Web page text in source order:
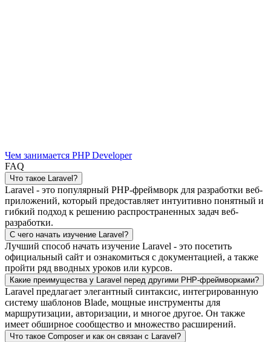
Чем занимается PHP Developer
FAQ
Что такое Laravel?
Laravel - это популярный PHP-фреймворк для разработки веб-
приложений, который предоставляет интуитивно понятный и
гибкий подход к решению распространенных задач веб-
разработки.
С чего начать изучение Laravel?
Лучший способ начать изучение Laravel - это посетить
официальный сайт и ознакомиться с документацией, а также
пройти ряд вводных уроков или курсов.
Какие преимущества у Laravel перед другими PHP-фреймворками?
Laravel предлагает элегантный синтаксис, интегрированную
систему шаблонов Blade, мощные инструменты для
маршрутизации, авторизации, и многое другое. Он также
имеет обширное сообщество и множество расширений.
Что такое Composer и как он связан с Laravel?